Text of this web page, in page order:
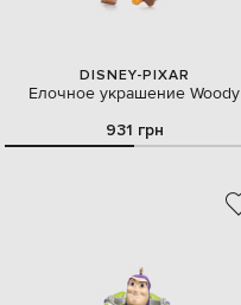
DISNEY-PIXAR
Елочное украшение Woody
931 грн